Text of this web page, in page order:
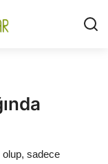
sadece